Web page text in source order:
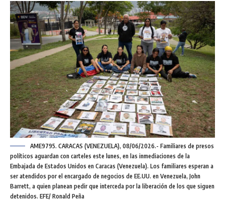
AME9795. CARACAS (VENEZUELA), 08/06/2026.- Familiares de presos
políticos aguardan con carteles este lunes, en las inmediaciones de la
Embajada de Estados Unidos en Caracas (Venezuela). Los familiares esperan a
ser atendidos por el encargado de negocios de EE.UU. en Venezuela, John
Barrett, a quien planean pedir que interceda por la liberación de los que siguen
detenidos. EFE/ Ronald Peña